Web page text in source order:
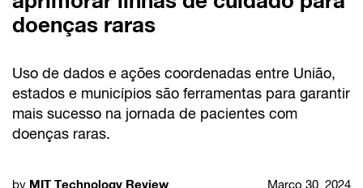
doenças raras
Uso de dados e ações coordenadas entre União,
estados e municípios são ferramentas para garantir
mais sucesso na jornada de pacientes com
doenças raras.
by MIT Technology Review Março 30, 2024